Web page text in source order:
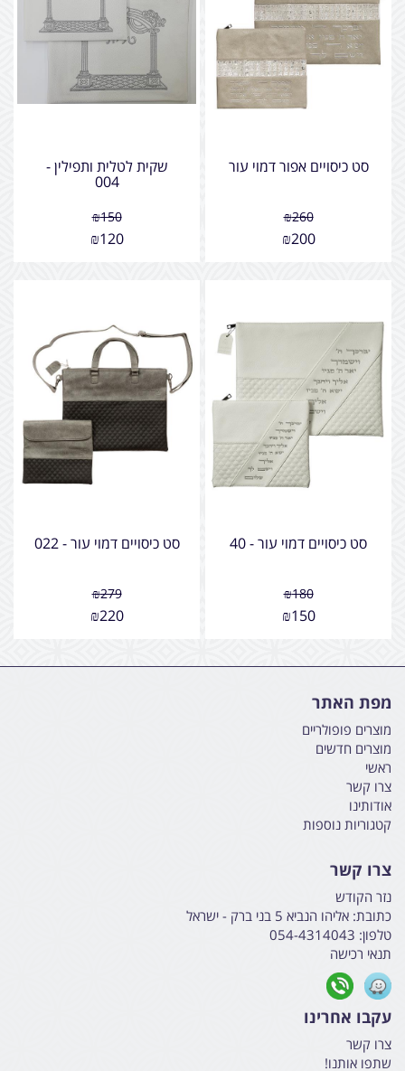
סט כיסויים אפור דמוי עור
₪260
₪200
שקית לטלית ותפילין -
004
₪150
₪120
סט כיסויים דמוי עור - 40
₪180
₪150
סט כיסויים דמוי עור - 022
₪279
₪220
מפת האתר
מוצרים פופולריים
מוצרים חדשים
ראשי
צרו קשר
אודותינו
קטגוריות נוספות
צרו קשר
נזר הקודש
כתובת: אליהו הנביא 5 בני ברק - ישראל
טלפון: 054-4314043
תנאי רכישה
עקבו אחרינו
צרו קשר
שתפו אותנו!